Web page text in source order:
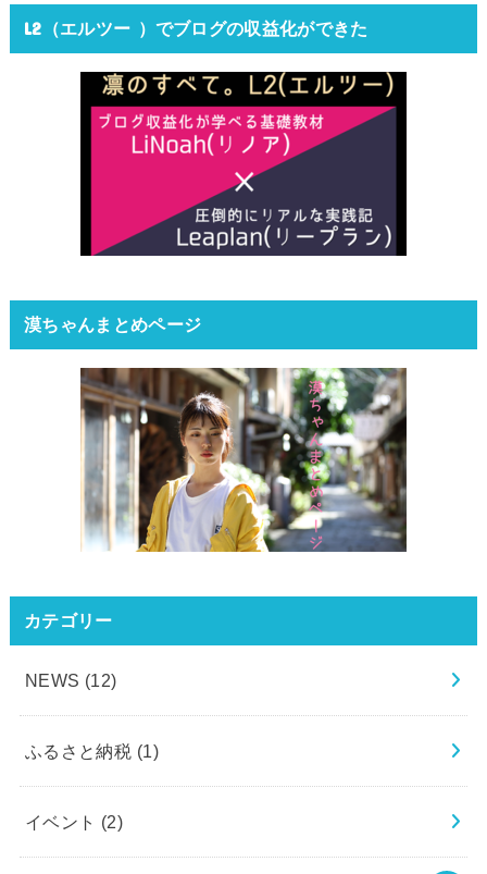
L2（エルツー ）でブログの収益化ができた
漠ちゃんまとめページ
カテゴリー
NEWS (12)
ふるさと納税 (1)
イベント (2)